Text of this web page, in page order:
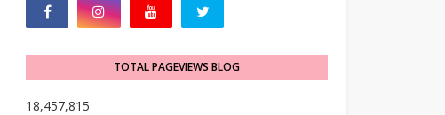
TOTAL PAGEVIEWS BLOG
18,457,815